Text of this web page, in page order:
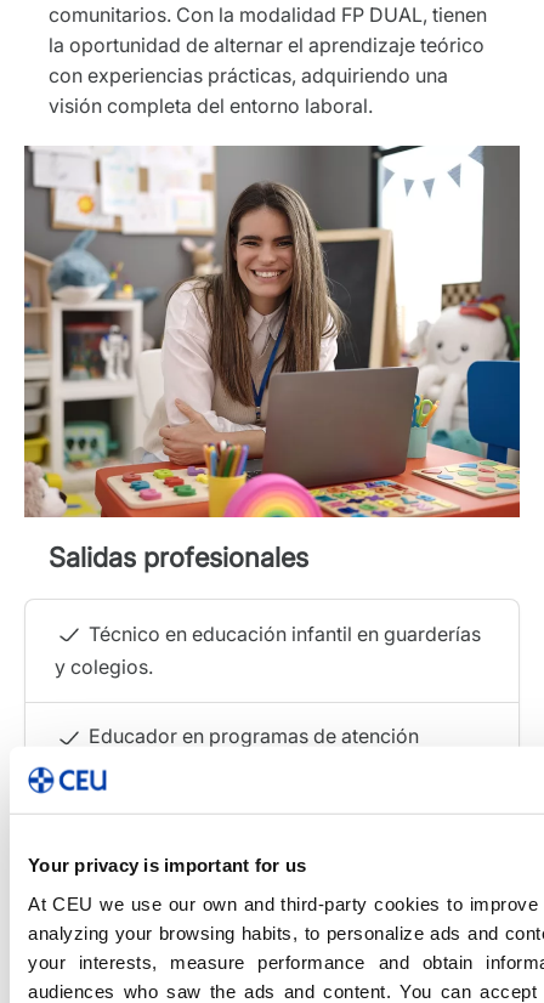
Your privacy is important for us
At CEU we use our own and third-party cookies to
analyzing your browsing habits, to personalize ads and
your interests, measure performance and obtain
audiences who saw the ads and content. You can
comunitarios. Con la modalidad FP DUAL, tienen
la oportunidad de alternar el aprendizaje teórico
con experiencias prácticas, adquiriendo una
visión completa del entorno laboral.
Salidas profesionales
Técnico en educación infantil en guarderías
y colegios.
Educador en programas de atención
temprana.
recreativas.
Asistente en proyectos de educación
inclusiva.